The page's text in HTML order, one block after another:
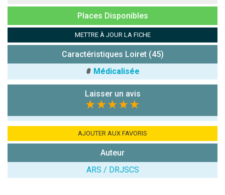
Antispam -
7x4 (en
:
(En cliquant sur 'Valider', j'accepte que mon avis
Places Disponibles
METTRE À JOUR LA FICHE
Caractéristiques Loiret (45)
# Médicalisée
Laisser un avis
★★★★★
AJOUTER AUX FAVORIS
Auteur
ARS / DRJSCS